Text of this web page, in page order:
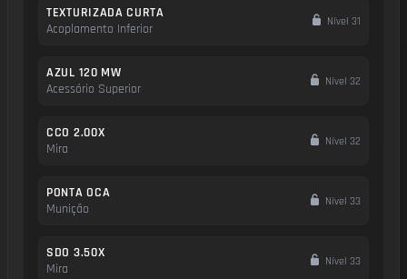
TEXTURIZADA CURTA
Acoplamento Inferior
Nível 31
AZUL 120 MW
Acessório Superior
Nível 32
CCO 2.00X
Mira
Nível 32
PONTA OCA
Munição
Nível 33
SDO 3.50X
Mira
Nível 33